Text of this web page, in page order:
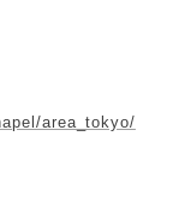
area_tokyo/